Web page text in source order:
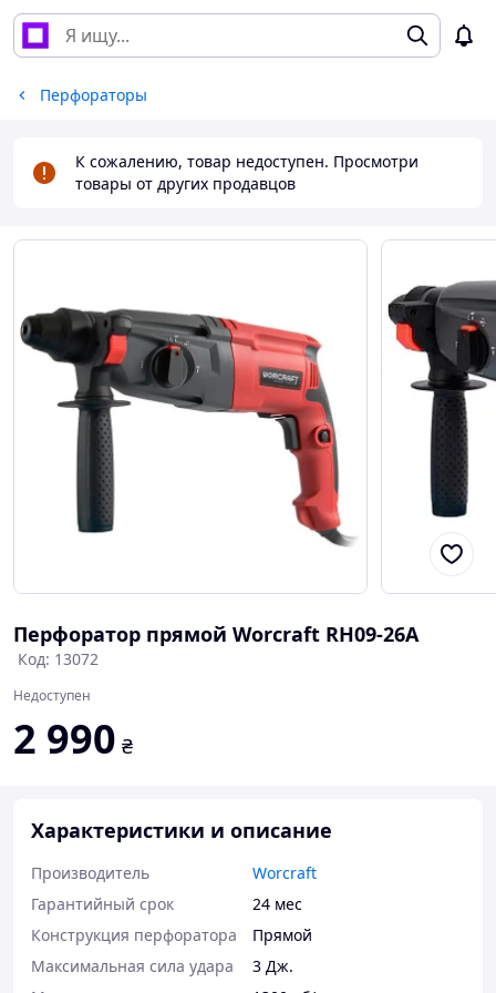
Перфораторы
К сожалению, товар недоступен. Просмотри
товары от других продавцов
Перфоратор прямой Worcraft RH09-26A
Код: 13072
Недоступен
2 990 ₴
Характеристики и описание
Производитель
Worcraft
Гарантийный срок
24 мес
Конструкция перфоратора
Прямой
Максимальная сила удара
3 Дж.